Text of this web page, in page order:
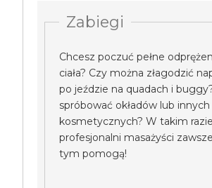
Zabiegi
Chcesz poczuć pełne
ciała? Czy można złagodzić
po jeździe na quadach i
spróbować okładów lub
kosmetycznych? W takim
profesjonalni masażyści
tym pomogą!